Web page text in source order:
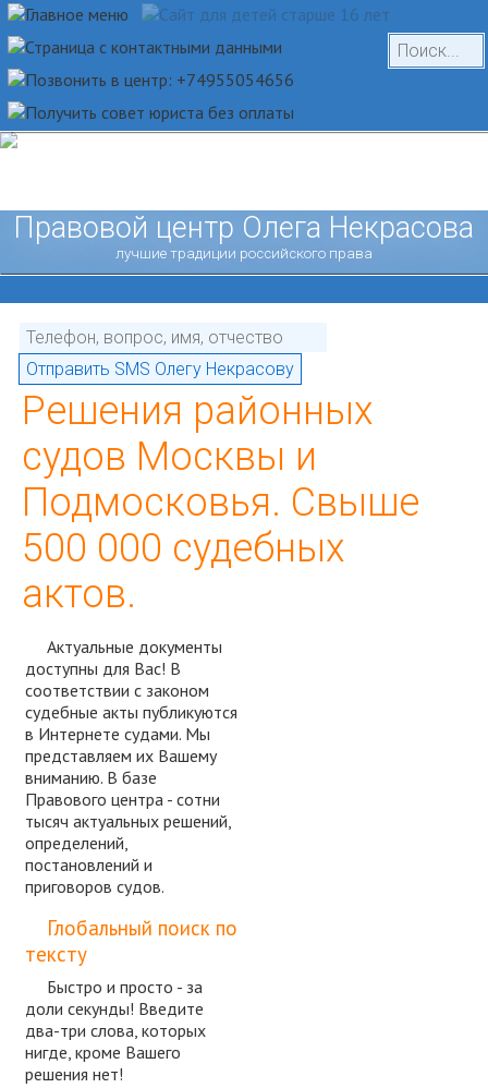
Правовой центр Олега Некрасова
лучшие традиции российского права
Решения районных
судов Москвы и
Подмосковья. Свыше
500 000 судебных
актов.
Актуальные документы
доступны для Вас! В
соответствии с законом
судебные акты публикуются
в Интернете судами. Мы
представляем их Вашему
вниманию. В базе
Правового центра - сотни
тысяч актуальных решений,
определений,
постановлений и
приговоров судов.
Глобальный поиск по
тексту
Быстро и просто - за
доли секунды! Введите
два-три слова, которых
нигде, кроме Вашего
решения нет!